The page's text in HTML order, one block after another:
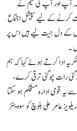
آپ اور آپ کی ٹیم نے
کرنے کے لیے سپیشل اجتماع
کے دل جیت لیے ہیں اس پر
۔
ادا کرتے ہوئے کہا کہ ہم
رات چوگنی ترقی کرے،
یہ قومی ادارہ مستحکم ہو سکتا
عامر علی بلوچ کو سووینئر